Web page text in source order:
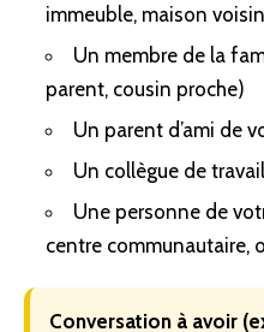
immeuble, maison
Un membre de la
parent, cousin proche)
Un parent d’ami de
Un collègue de
Une personne de
centre communautaire,
Conversation à avoir